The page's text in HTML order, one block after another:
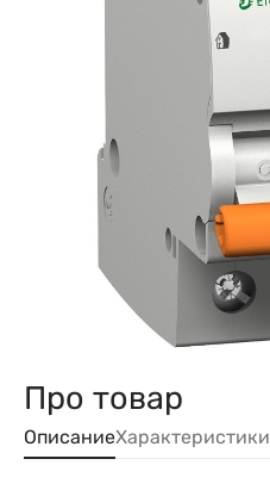
Про товар
ОписаниеХарактеристики